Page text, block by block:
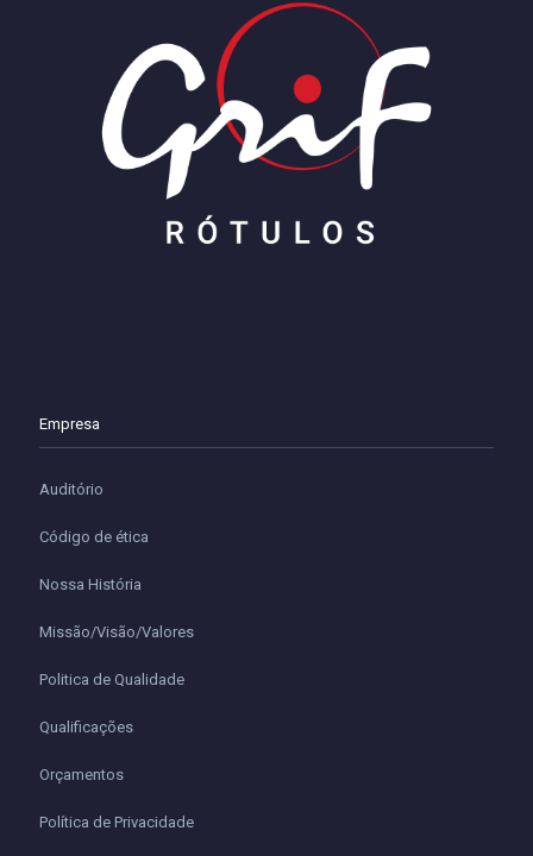
Empresa
Auditório
Código de ética
Nossa História
Missão/Visão/Valores
Politica de Qualidade
Qualificações
Orçamentos
Política de Privacidade